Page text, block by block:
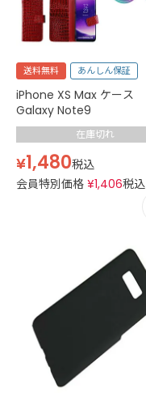
送料無料 あんしん保証
iPhone XS Max ケース
Galaxy Note9
在庫切れ
¥1,480税込
会員特別価格 ¥1,406税込